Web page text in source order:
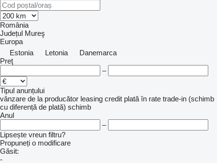
România
Județul Mureş
Europa
Estonia
Letonia
Danemarca
Preţ
–
Tipul anunțului
vânzare de la producător leasing credit plată în rate trade-in (schimb
cu diferență de plată) schimb
Anul
–
Lipsește vreun filtru?
Propuneți o modificare
Găsit:
-